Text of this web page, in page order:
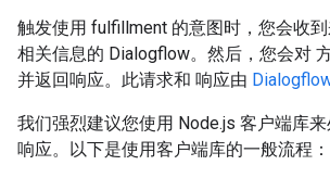
触发使用 fulfillment 的意图时，您会收
相关信息的 Dialogflow。然后，您会对
并返回响应。此请求和 响应由
我们强烈建议您使用 Node.js 客户端库
响应。以下是使用客户端库的一般流程：